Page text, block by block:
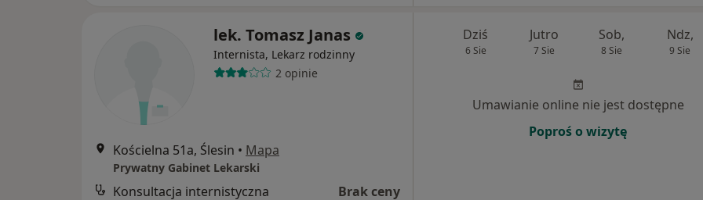
lek. Tomasz Janas
Internista, Lekarz rodzinny
2 opinie
Kościelna 51a, Ślesin • Mapa
Prywatny Gabinet Lekarski
Konsultacja internistyczna Brak ceny
Dziś
6 Sie
Jutro
7 Sie
Sob,
8 Sie
Ndz,
9 Sie
Umawianie online nie jest dostępne
Poproś o wizytę